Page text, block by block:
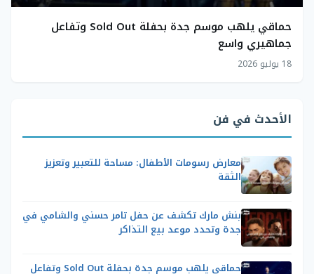
حماقي يلهب موسم جدة بحفلة Sold Out وتفاعل
جماهيري واسع
18 يوليو 2026
الأحدث في فن
معارض رسومات الأطفال: مساحة للتعبير وتعزيز
الثقة
بنش مارك تكشف عن حفل تامر حسني والشامي في
جدة وتحدد موعد بيع التذاكر
حماقي يلهب موسم جدة بحفلة Sold Out وتفاعل